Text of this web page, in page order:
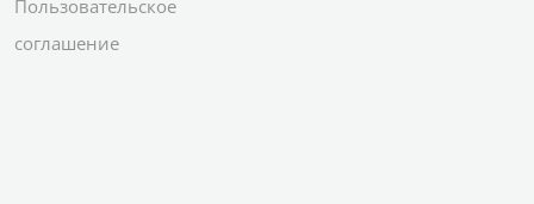
Пользовательское
соглашение